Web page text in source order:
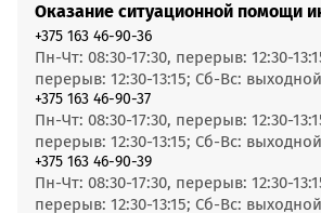
Оказание ситуационной помощи
+375 163 46-90-36
Пн-Чт: 08:30-17:30, перерыв: 12:30-
перерыв: 12:30-13:15; Сб-Вс: выходной
+375 163 46-90-37
Пн-Чт: 08:30-17:30, перерыв: 12:30-
перерыв: 12:30-13:15; Сб-Вс: выходной
+375 163 46-90-39
Пн-Чт: 08:30-17:30, перерыв: 12:30-
перерыв: 12:30-13:15; Сб-Вс: выходной